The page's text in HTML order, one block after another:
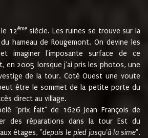
12èmesiècle. Les ruines se trouve sur la
hameau de Rougemont. On devine les
imaginer l'imposante surface de ce
en 2005 lorsque j'ai pris les photos, une
de la tour. Coté Ouest une voute
être le sommet de la petite porte du
direct au village.
"prix fait" de 1626 Jean François de
des réparations dans la tour Est du
étages, "depuis le pied jusqu'à la sime".